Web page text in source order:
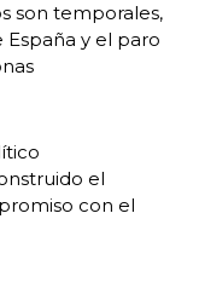
son temporales,
España y el paro
el
con el